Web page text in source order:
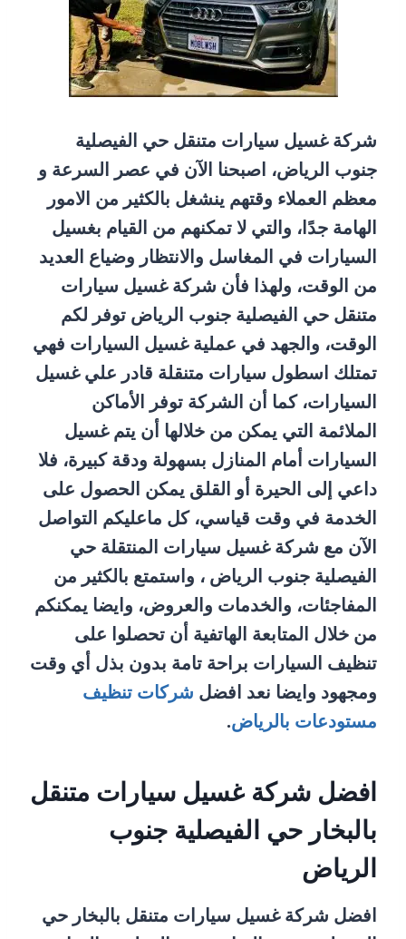
شركة غسيل سيارات متنقل حي الفيصلية
جنوب الرياض، اصبحنا الآن في عصر السرعة و
معظم العملاء وقتهم ينشغل بالكثير من الامور
الهامة جدًا، والتي لا تمكنهم من القيام بغسيل
السيارات في المغاسل والانتظار وضياع العديد
من الوقت، ولهذا فأن شركة غسيل سيارات
متنقل حي الفيصلية جنوب الرياض توفر لكم
الوقت، والجهد في عملية غسيل السيارات فهي
تمتلك اسطول سيارات متنقلة قادر علي غسيل
السيارات، كما أن الشركة توفر الأماكن
الملائمة التي يمكن من خلالها أن يتم غسيل
السيارات أمام المنازل بسهولة ودقة كبيرة، فلا
داعي إلى الحيرة أو القلق يمكن الحصول على
الخدمة في وقت قياسي، كل ماعليكم التواصل
الآن مع شركة غسيل سيارات المنتقلة حي
الفيصلية جنوب الرياض ، واستمتع بالكثير من
المفاجئات، والخدمات والعروض، وايضا يمكنكم
من خلال المتابعة الهاتفية أن تحصلوا على
تنظيف السيارات براحة تامة بدون بذل أي وقت
ومجهود وايضا نعد افضل شركات تنظيف
مستودعات بالرياض.
افضل شركة غسيل سيارات متنقل
بالبخار حي الفيصلية جنوب
الرياض
افضل شركة غسيل سيارات متنقل بالبخار حي